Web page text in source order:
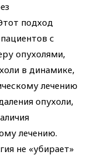
подход
с
опухолями,
в динамике,
лечению
опухоли,
лечению.
не «убирает»